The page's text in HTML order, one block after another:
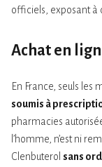
officiels, exposant à
Achat en
En France, seuls les
soumis à
pharmacies
l’homme, n’est ni
Clenbuterol sans